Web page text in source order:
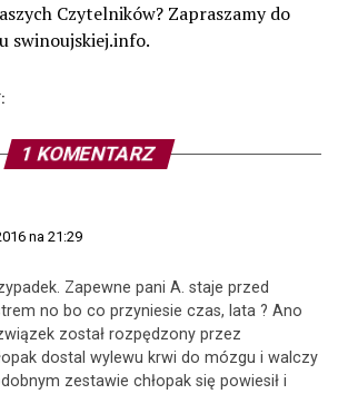
Czytelników? Zapraszamy do
swinoujskiej.info.
1 KOMENTARZ
na 21:29
Zapewne pani A. staje przed
no bo co przyniesie czas, lata ? Ano
został rozpędzony przez
dostal wylewu krwi do mózgu i walczy
zestawie chłopak się powiesił i